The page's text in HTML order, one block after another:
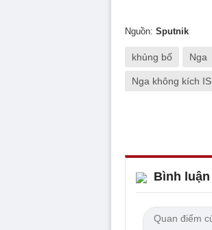
Nguồn: Sputnik
khủng bố Nga
Nga không kích IS
Bình luận